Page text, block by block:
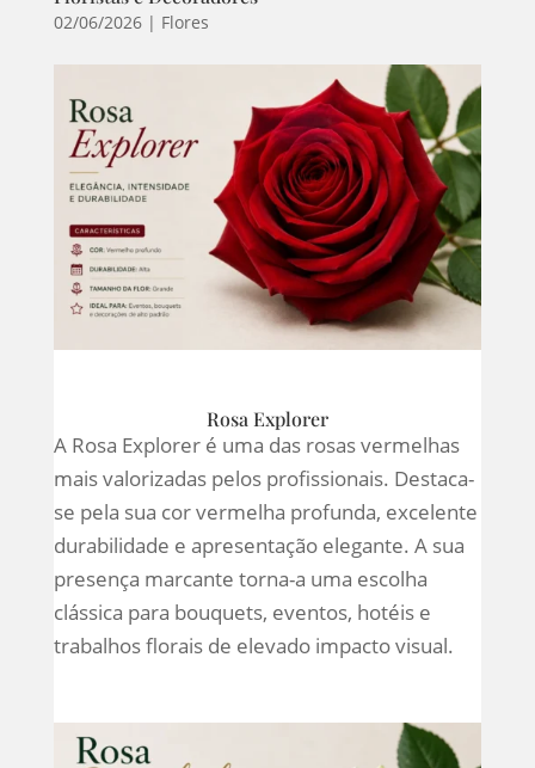
02/06/2026| Flores
Rosa Explorer
A Rosa Explorer é uma das rosas vermelhas
mais valorizadas pelos profissionais. Destaca-
se pela sua cor vermelha profunda, excelente
durabilidade e apresentação elegante. A sua
presença marcante torna-a uma escolha
clássica para bouquets, eventos, hotéis e
trabalhos florais de elevado impacto visual.